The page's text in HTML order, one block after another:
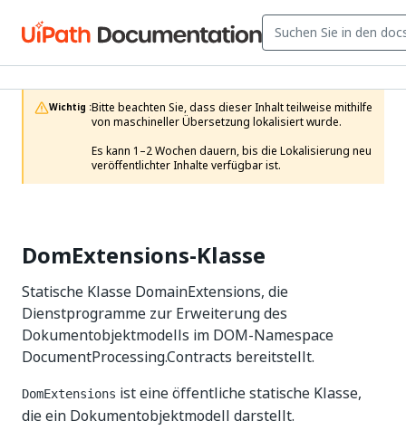
Wichtig :Bitte beachten Sie, dass dieser Inhalt teilweise mithilfe
von maschineller Übersetzung lokalisiert wurde.
Es kann 1–2 Wochen dauern, bis die Lokalisierung neu
veröffentlichter Inhalte verfügbar ist.
DomExtensions-Klasse
Statische Klasse DomainExtensions, die
Dienstprogramme zur Erweiterung des
Dokumentobjektmodells im DOM-Namespace
DocumentProcessing.Contracts bereitstellt.
DomExtensions ist eine öffentliche statische Klasse,
die ein Dokumentobjektmodell darstellt.